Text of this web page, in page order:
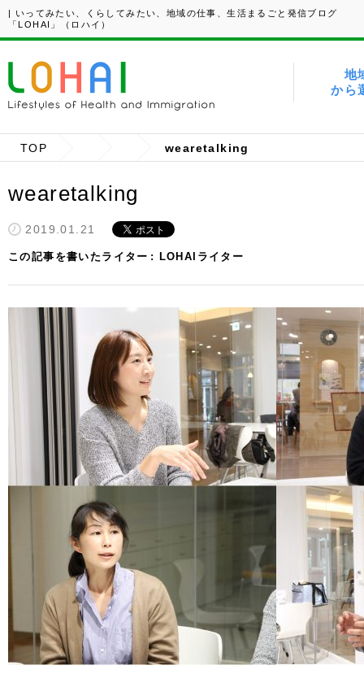
| いってみたい、くらしてみたい、地域の仕事、生活まるごと発信ブログ
「LOHAI」（ロハイ）
地
から
TOP wearetalking
wearetalking
2019.01.21
この記事を書いたライター LOHAIライター